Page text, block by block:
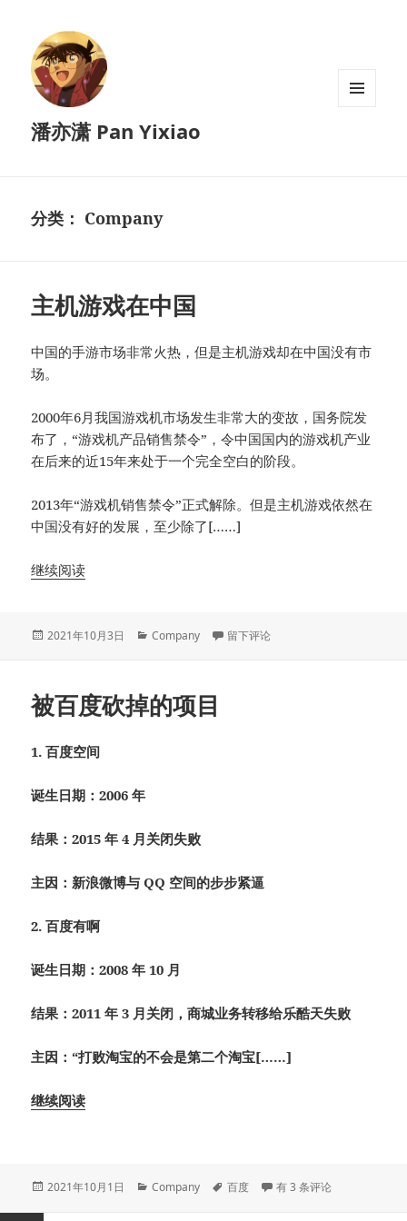
潘亦潇 Pan Yixiao
分类： Company
主机游戏在中国
中国的手游市场非常火热，但是主机游戏却在中国没有市
场。
2000年6月我国游戏机市场发生非常大的变故，国务院发
布了，“游戏机产品销售禁令”，令中国国内的游戏机产业
在后来的近15年来处于一个完全空白的阶段。
2013年“游戏机销售禁令”正式解除。但是主机游戏依然在
中国没有好的发展，至少除了[……]
继续阅读
发
2021年10月3日
分
Company 于主机游戏在中国
留下评论
被百度砍掉的项目
1. 百度空间
诞生日期：2006 年
结果：2015 年 4 月关闭失败
主因：新浪微博与 QQ 空间的步步紧逼
2. 百度有啊
诞生日期：2008 年 10 月
结果：2011 年 3 月关闭，商城业务转移给乐酷天失败
主因：“打败淘宝的不会是第二个淘宝[……]
继续阅读
发
2021年10月1日
分
Company
标
百度 被百度砍掉的项目
有 3 条评论